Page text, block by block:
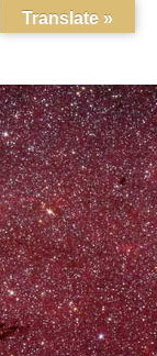
Translate »